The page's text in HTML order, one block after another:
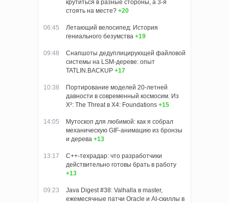
крутиться в разные стороны, а 3-я
стоять на месте? +20
06:45
Летающий велосипед: История
гениального безумства +19
09:48
Снапшоты дедуплицирующей файловой
системы на LSM-дереве: опыт
TATLIN.BACKUP +17
10:38
Портирование моделей 20-летней
давности в современный космосим. Из
X²: The Threat в X4: Foundations +15
14:05
Мутоскоп для любимой: как я собрал
механическую GIF-анимацию из бронзы
и дерева +13
13:17
C++-техрадар: что разработчики
действительно готовы брать в работу
+13
09:23
Java Digest #38: Valhalla в master,
ежемесячные патчи Oracle и AI-скиллы в